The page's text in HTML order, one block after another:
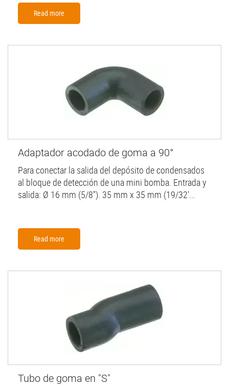
Read more
Adaptador acodado de goma a 90°
Para conectar la salida del depósito de condensados
al bloque de detección de una mini bomba. Entrada y
salida: Ø 16 mm (5/8''). 35 mm x 35 mm (19/32'...
Read more
Tubo de goma en "S"